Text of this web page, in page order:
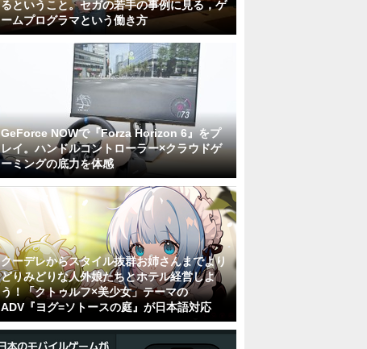
るということ。セガの若手の事例に見る，ゲ
ームプログラマという働き方
GeForce NOWで『Forza Horizon 6』をプ
レイ。ハンドルコントローラー×クラウドゲ
ーミングの底力を体感
クーデレからスタイル抜群お姉さんまでより
どりみどりな人外娘たちとホテル経営しよ
う！「クトゥルフ×美少女」テーマの
ADV『ヨグ=ソトースの庭』が日本語対応